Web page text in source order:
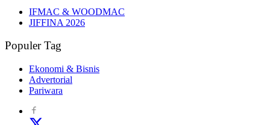
IFMAC & WOODMAC
JIFFINA 2026
Populer Tag
Ekonomi & Bisnis
Advertorial
Pariwara